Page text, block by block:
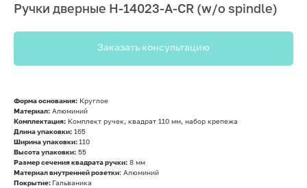
Ручки дверные H-14023-A-CR (w/o spindle)
Заказать консультацию
Форма основания: Круглое
Материал: Алюминий
Комплектация: Комплект ручек, квадрат 110 мм, набор крепежа
Длина упаковки: 165
Ширина упаковки: 110
Высота упаковки: 55
Размер сечения квадрата ручки: 8 мм
Материал внутренней розетки: Алюминий
Покрытие: Гальваника